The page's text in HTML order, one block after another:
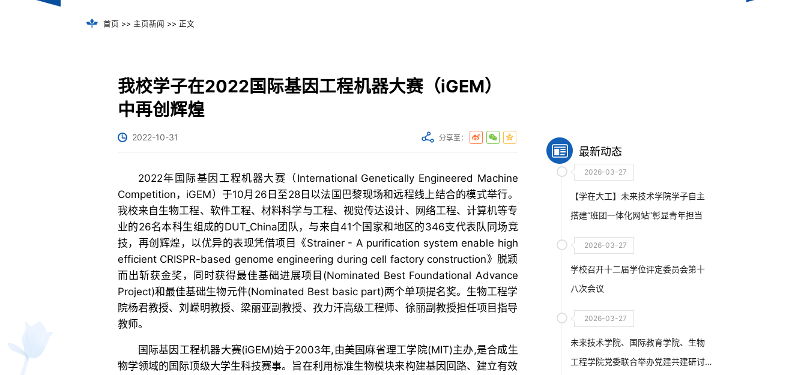
首页 >> 主页新闻 >> 正文
我校学子在2022国际基因工程机器大赛（iGEM）
中再创辉煌
2022-10-31 分享至：
2022年国际基因工程机器大赛（International Genetically Engineered Machine
Competition，iGEM）于10月26日至28日以法国巴黎现场和远程线上结合的模式举行。
我校来自生物工程、软件工程、材料科学与工程、视觉传达设计、网络工程、计算机等专
业的26名本科生组成的DUT_China团队，与来自41个国家和地区的346支代表队同场竞
技，再创辉煌，以优异的表现凭借项目《Strainer - A purification system enable high
efficient CRISPR-based genome engineering during cell factory construction》脱颖
而出斩获金奖，同时获得最佳基础进展项目(Nominated Best Foundational Advance
Project)和最佳基础生物元件(Nominated Best basic part)两个单项提名奖。生物工程学
院杨君教授、刘嵘明教授、梁丽亚副教授、孜力汗高级工程师、徐丽副教授担任项目指导
教师。
国际基因工程机器大赛(iGEM)始于2003年,由美国麻省理工学院(MIT)主办,是合成生
物学领域的国际顶级大学生科技赛事。旨在利用标准生物模块来构建基因回路、建立有效
最新动态
2026-03-27
【学在大工】未来技术学院学子自主
搭建“班团一体化网站”彰显青年担当
2026-03-27
学校召开十二届学位评定委员会第十
八次会议
2026-03-27
未来技术学院、国际教育学院、生物
工程学院党委联合举办党建共建研讨